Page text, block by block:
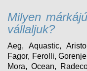
Milyen
vállaljuk?
Aeg, Aquastic,
Fagor, Ferolli,
Mora, Ocean,